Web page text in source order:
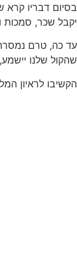
בסיום דבריו
יקבל שכר, סמכות
עד כה, טרם נמסרה
שהקול שלנו
הקשיבו לראיון